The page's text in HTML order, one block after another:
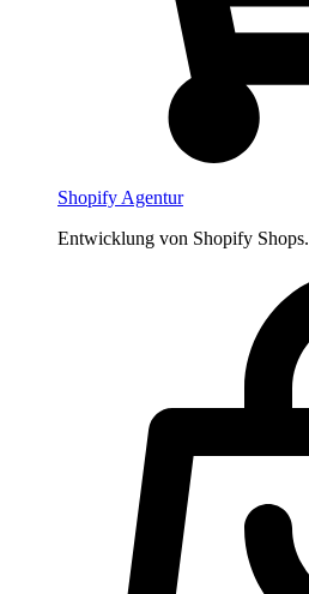
Shopify Agentur
Entwicklung von Shopify Shops.